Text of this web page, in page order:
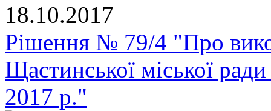
18.10.2017
Рішення № 79/4 "Про
Щастинської міської
2017 р."